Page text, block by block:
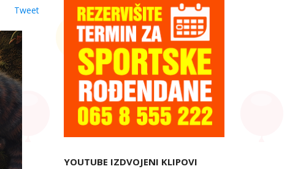
Tweet
YOUTUBE IZDVOJENI KLIPOVI